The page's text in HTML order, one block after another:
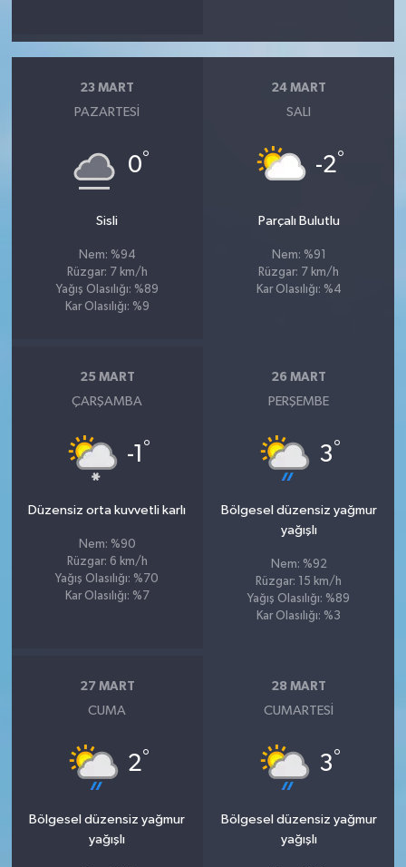
23 MART
PAZARTESI
0°
Sisli
Nem: %94
Rüzgar: 7 km/h
Yağış Olasılığı: %89
Kar Olasılığı: %9
24 MART
SALI
-2°
Parçalı Bulutlu
Nem: %91
Rüzgar: 7 km/h
Kar Olasılığı: %4
25 MART
ÇARŞAMBA
-1 °
Düzensiz orta kuvvetli karlı
Nem: %90
Rüzgar: 6 km/h
Yağış Olasılığı: %70
Kar Olasılığı: %7
26 MART
PERŞEMBE
3°
Bölgesel düzensiz yağmur
yağışlı
Nem: %92
Rüzgar: 15 km/h
Yağış Olasılığı: %89
Kar Olasılığı: %3
27 MART
CUMA
2°
Bölgesel düzensiz yağmur
yağışlı
28 MART
CUMARTESI
3°
Bölgesel düzensiz yağmur
yağışlı